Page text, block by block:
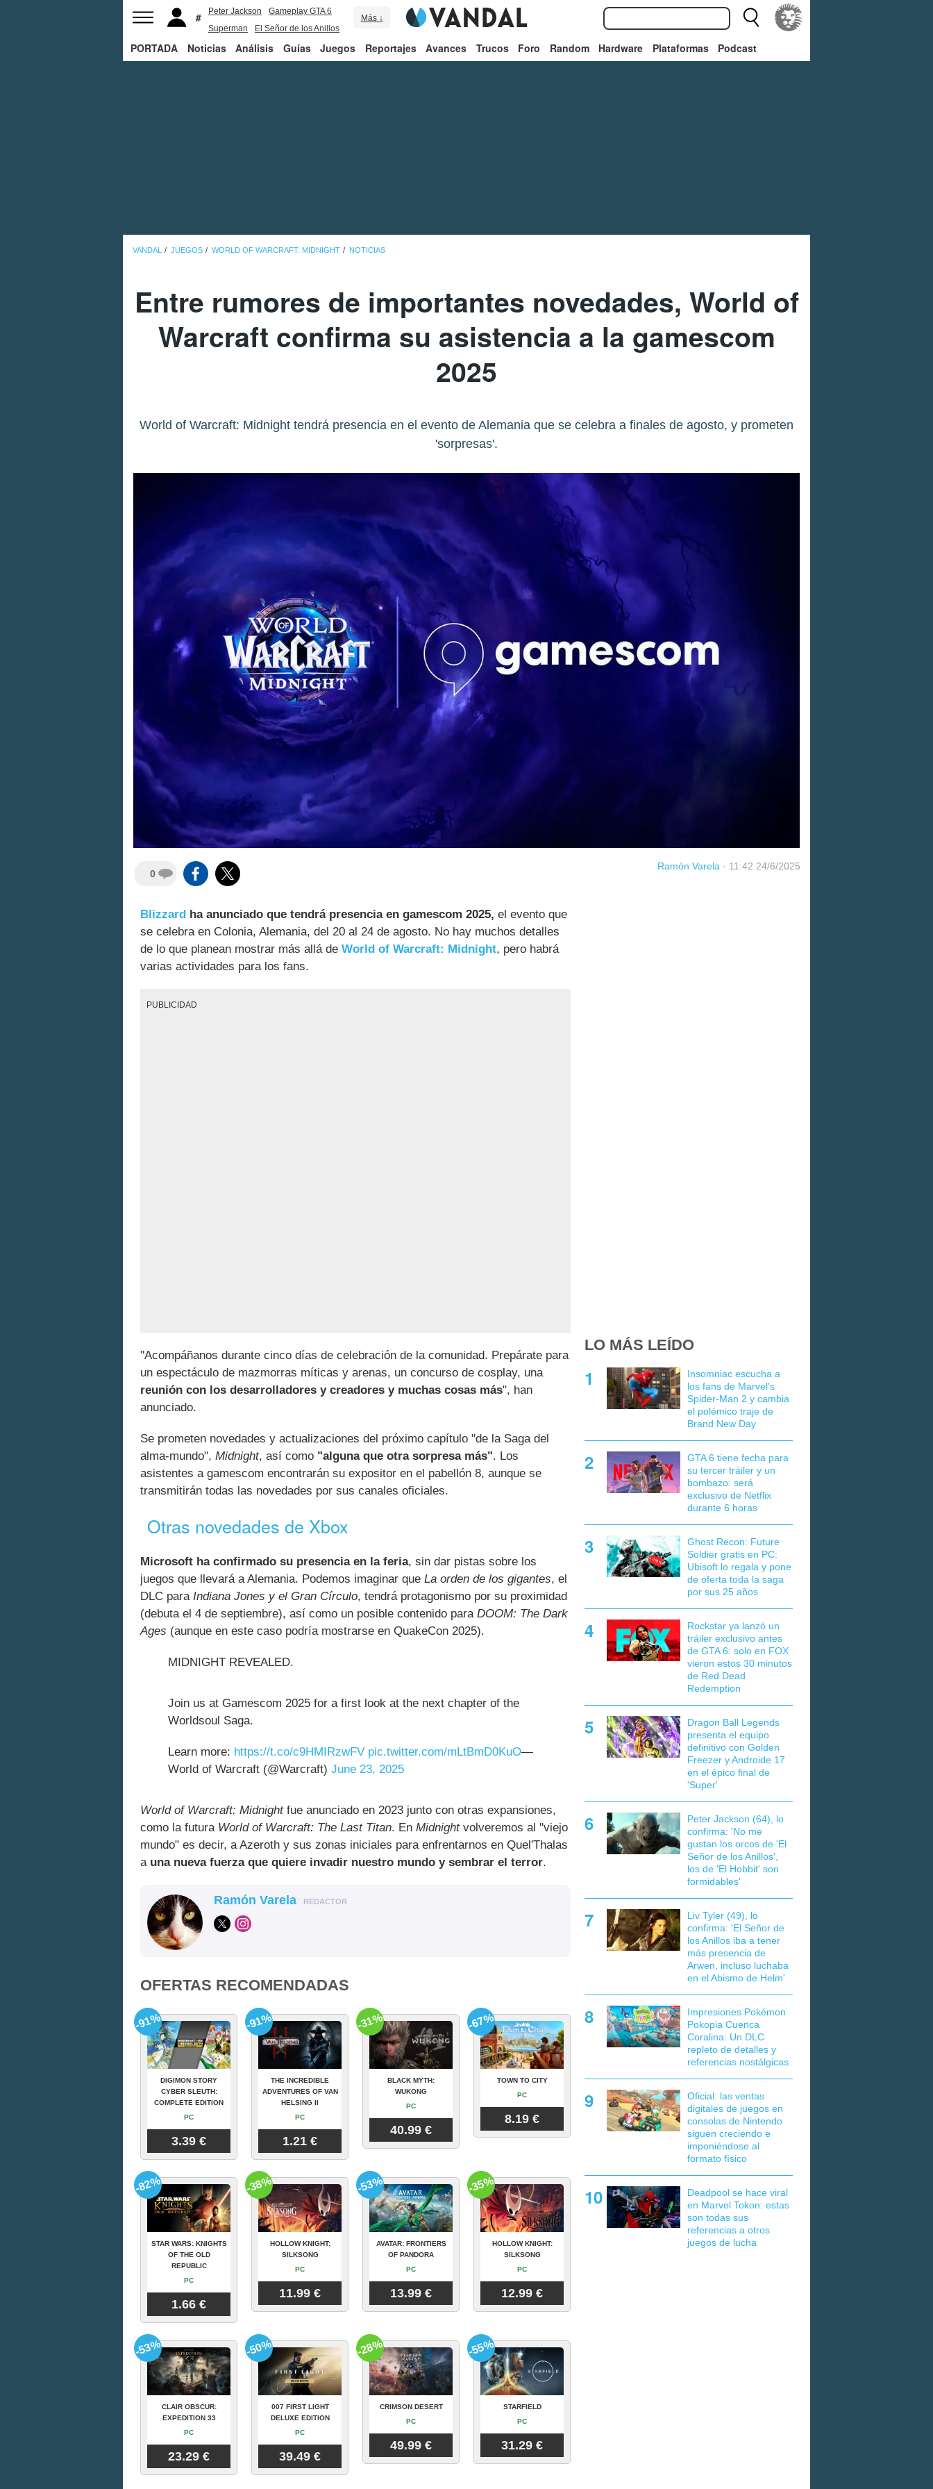
Peter Jackson
Gameplay GTA 6
Superman
El Señor de los Anillos
Más ↓
PORTADA Noticias Análisis Guías Juegos Reportajes Avances Trucos Foro Random Hardware Plataformas Podcast
VANDAL JUEGOS WORLD OF WARCRAFT: MIDNIGHT NOTICIAS
Entre rumores de importantes novedades, World of
Warcraft confirma su asistencia a la gamescom
2025
World of Warcraft: Midnight tendrá presencia en el evento de Alemania que se celebra a finales de agosto, y prometen
'sorpresas'.
0
Ramón Varela · 11:42 24/6/2025
Blizzard ha anunciado que tendrá presencia en gamescom 2025, el evento que
se celebra en Colonia, Alemania, del 20 al 24 de agosto. No hay muchos detalles
de lo que planean mostrar más allá de World of Warcraft: Midnight, pero habrá
varias actividades para los fans.
PUBLICIDAD
"Acompáñanos durante cinco días de celebración de la comunidad. Prepárate para
un espectáculo de mazmorras míticas y arenas, un concurso de cosplay, una
reunión con los desarrolladores y creadores y muchas cosas más", han
anunciado.
Se prometen novedades y actualizaciones del próximo capítulo "de la Saga del
alma-mundo", Midnight, así como "alguna que otra sorpresa más". Los
asistentes a gamescom encontrarán su expositor en el pabellón 8, aunque se
transmitirán todas las novedades por sus canales oficiales.
Otras novedades de Xbox
Microsoft ha confirmado su presencia en la feria, sin dar pistas sobre los
juegos que llevará a Alemania. Podemos imaginar que La orden de los gigantes, el
DLC para Indiana Jones y el Gran Círculo, tendrá protagonismo por su proximidad
(debuta el 4 de septiembre), así como un posible contenido para DOOM: The Dark
Ages (aunque en este caso podría mostrarse en QuakeCon 2025).
MIDNIGHT REVEALED.
Join us at Gamescom 2025 for a first look at the next chapter of the
Worldsoul Saga.
Learn more: https://t.co/c9HMIRzwFV pic.twitter.com/mLtBmD0KuO—
World of Warcraft (@Warcraft) June 23, 2025
World of Warcraft: Midnightfue anunciado en 2023 junto con otras expansiones,
como la futura World of Warcraft: The Last Titan. En Midnightvolveremos al "viejo
mundo" es decir, a Azeroth y sus zonas iniciales para enfrentarnos en Quel'Thalas
a una nueva fuerza que quiere invadir nuestro mundo y sembrar el terror.
Ramón Varela REDACTOR
OFERTAS RECOMENDADAS
DIGIMON STORY
CYBER SLEUTH:
COMPLETE EDITION
PC
3.39 €
-91%
THE INCREDIBLE
ADVENTURES OF VAN
HELSING II
PC
1.21 €
-91%
BLACK MYTH:
WUKONG
PC
40.99 €
-31%
TOWN TO CITY
PC
8.19 €
-67%
STAR WARS: KNIGHTS
OF THE OLD
REPUBLIC
PC
1.66 €
-82%
HOLLOW KNIGHT:
SILKSONG
PC
11.99 €
-38%
AVATAR: FRONTIERS
OF PANDORA
PC
13.99 €
-53%
HOLLOW KNIGHT:
SILKSONG
PC
12.99 €
-35%
CLAIR OBSCUR:
EXPEDITION 33
PC
23.29 €
-53%
007 FIRST LIGHT
DELUXE EDITION
PC
39.49 €
-50%
CRIMSON DESERT
PC
49.99 €
-28%
STARFIELD
PC
31.29 €
-55%
LO MÁS LEÍDO
Insomniac escucha a
los fans de Marvel's
Spider-Man 2 y cambia
el polémico traje de
Brand New Day
GTA 6 tiene fecha para
su tercer tráiler y un
bombazo: será
exclusivo de Netflix
durante 6 horas
Ghost Recon: Future
Soldier gratis en PC:
Ubisoft lo regala y pone
de oferta toda la saga
por sus 25 años
Rockstar ya lanzó un
tráiler exclusivo antes
de GTA 6: solo en FOX
vieron estos 30 minutos
de Red Dead
Redemption
Dragon Ball Legends
presenta el equipo
definitivo con Golden
Freezer y Androide 17
en el épico final de
'Super'
Peter Jackson (64), lo
confirma: 'No me
gustan los orcos de 'El
Señor de los Anillos',
los de 'El Hobbit' son
formidables'
Liv Tyler (49), lo
confirma: 'El Señor de
los Anillos iba a tener
más presencia de
Arwen, incluso luchaba
en el Abismo de Helm'
Impresiones Pokémon
Pokopia Cuenca
Coralina: Un DLC
repleto de detalles y
referencias nostálgicas
Oficial: las ventas
digitales de juegos en
consolas de Nintendo
siguen creciendo e
imponiéndose al
formato físico
Deadpool se hace viral
en Marvel Tokon: estas
son todas sus
referencias a otros
juegos de lucha